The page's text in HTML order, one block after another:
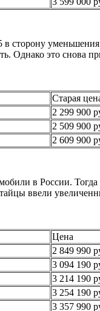
сторону
Однако это снова
Старая
2 299 900
2 509 900
2 609 900
в России.
ввели
Цена
2 849 990
3 094 190
3 214 190
3 254 190
3 357 990